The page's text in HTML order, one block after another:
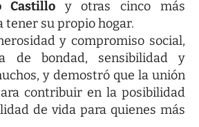
Castilloy otras cinco más
tener su propio hogar.
y compromiso social,
de bondad, sensibilidad y
y demostró que la unión
contribuir en la posibilidad
de vida para quienes más